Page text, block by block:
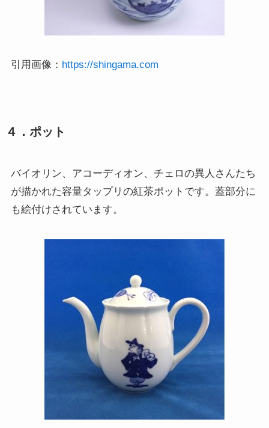
引用画像： https://shingama.com
４．ポット
バイオリン、アコーディオン、チェロの異人さんたち
が描かれた容量タップリの紅茶ポットです。蓋部分に
も絵付けされています。